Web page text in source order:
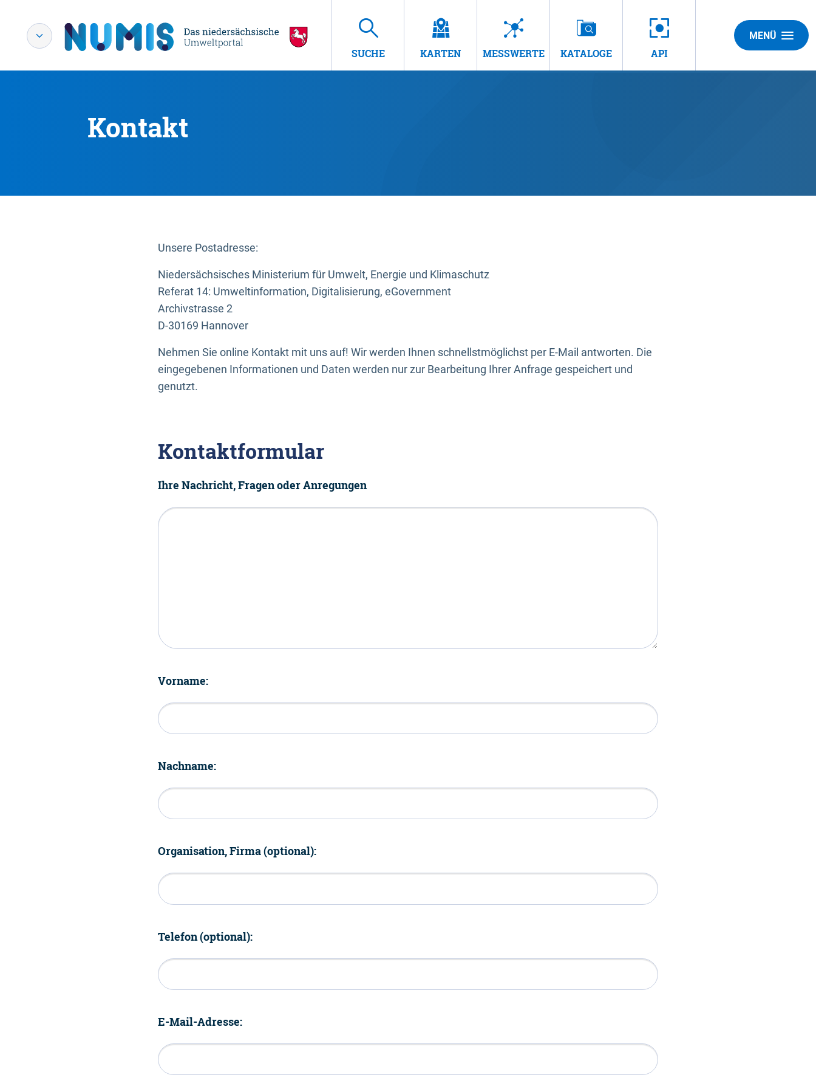
SUCHE KARTEN MESSWERTE KATALOGE API
MENÜ
Kontakt
Unsere Postadresse:
Niedersächsisches Ministerium für Umwelt, Energie und Klimaschutz
Referat 14: Umweltinformation, Digitalisierung, eGovernment
Archivstrasse 2
D-30169 Hannover
Nehmen Sie online Kontakt mit uns auf! Wir werden Ihnen schnellstmöglichst per E-Mail antworten. Die
eingegebenen Informationen und Daten werden nur zur Bearbeitung Ihrer Anfrage gespeichert und
genutzt.
Kontaktformular
Ihre Nachricht, Fragen oder Anregungen
Vorname:
Nachname:
Organisation, Firma (optional):
Telefon (optional):
E-Mail-Adresse: